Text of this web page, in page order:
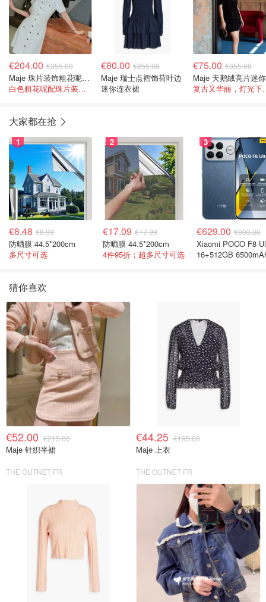
€204.00 €355.00
Maje 珠片装饰粗花呢连衣裙 白色
白色粗花呢配珠片装饰，自带大小姐气质
€80.00 €255.00
Maje 瑞士点褶饰荷叶边
迷你连衣裙
€75.00 €355.00
复古又
大家都在抢
1
€8.48 €8.99
防晒膜 44.5*200cm
多尺寸可选
2
€17.09 €17.99
防晒膜 44.5*200cm
4件95折；超多尺寸可选
3
€629.00 €903.00
Xiaomi POCO F8
16+512GB
猜你喜欢
€52.00 €215.00
Maje 针织半裙
THE OUTNET FR
€44.25 €195.00
Maje 上衣
THE OUTNET FR